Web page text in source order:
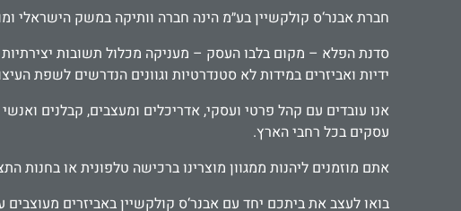
חברת אבנר‘ס קולקשיין בע״מ הינה חברה וותיקה במשק הישראלי ומובילה כבר 30 שנה בתחום יבוא ושיווק אביזרי אמבטיה, ידיות לארונות
סדנת הפלא – מקום בלבו העסק – מעניקה מכלול תשובות יצירתיות
ידיות ואביזרים במידות לא סטנדרטיות וגוונים הנדרשים לשפת
עסקים בכל רחבי הארץ.
אתם מוזמנים ליהנות ממגוון מוצרינו ברכישה טלפונית או בחנות
בואו לעצב את ביתכם יחד עם אבנר‘ס קולקשיין באביזרים מעוצבים